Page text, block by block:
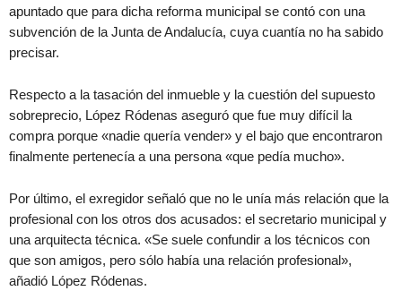
apuntado que para dicha reforma municipal se contó con una
subvención de la Junta de Andalucía, cuya cuantía no ha sabido
precisar.
Respecto a la tasación del inmueble y la cuestión del supuesto
sobreprecio, López Ródenas aseguró que fue muy difícil la
compra porque «nadie quería vender» y el bajo que encontraron
finalmente pertenecía a una persona «que pedía mucho».
Por último, el exregidor señaló que no le unía más relación que la
profesional con los otros dos acusados: el secretario municipal y
una arquitecta técnica. «Se suele confundir a los técnicos con
que son amigos, pero sólo había una relación profesional»,
añadió López Ródenas.